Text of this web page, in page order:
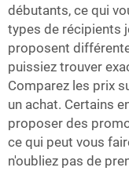
débutants, ce qui
types de récipients
proposent
puissiez trouver
Comparez les prix
un achat. Certains
proposer des
ce qui peut vous
n'oubliez pas de